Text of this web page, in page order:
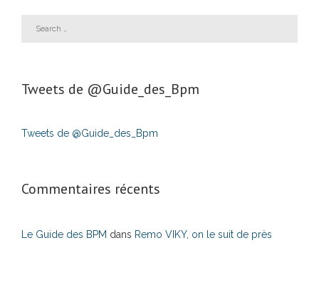
Tweets de ‎@Guide_des_Bpm
Tweets de @Guide_des_Bpm
Commentaires récents
Le Guide des BPM dans Remo VIKY, on le suit de près